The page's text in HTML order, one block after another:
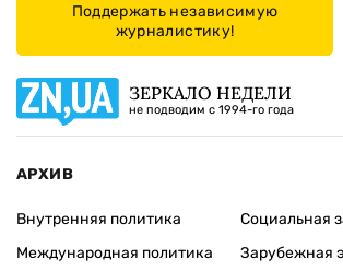
Поддержать независимую
журналистику!
ЗЕРКАЛО НЕДЕЛИ
не подводим с 1994-го года
АРХИВ
Внутренняя политика
Международная политика
Социальная
Зарубежная